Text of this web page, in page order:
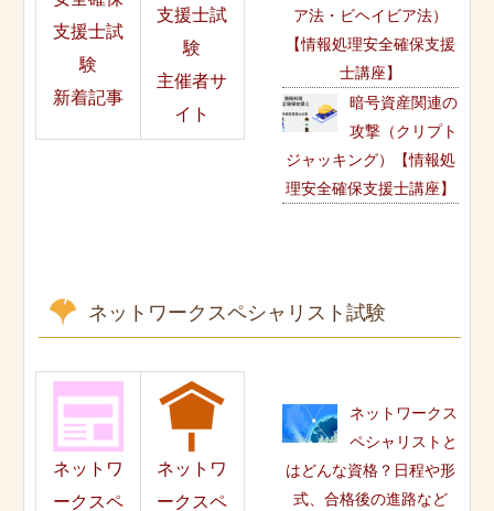
支援士試
験
新着記事
支援士試
験
主催者サ
イト
ア法・ビヘイビア法）
【情報処理安全確保支援
士講座】
暗号資産関連の
攻撃（クリプト
ジャッキング）【情報処
理安全確保支援士講座】
ネットワークスペシャリスト試験
ネットワ
ークスペ
ネットワ
ークスペ
ネットワークス
ペシャリストと
はどんな資格？日程や形
式、合格後の進路など